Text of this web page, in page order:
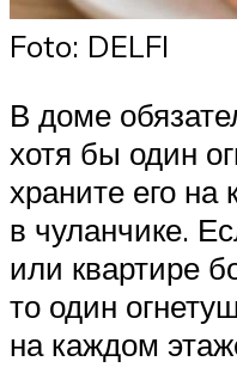
Foto: DELFI
В доме
хотя бы один
храните его на
в чуланчике.
или квартире
то один
на каждом